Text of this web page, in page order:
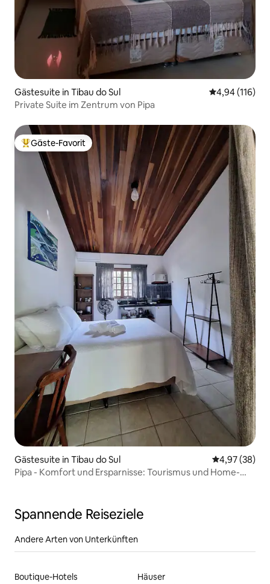
Gästesuite in Tibau do Sul
4,94 (116)
Private Suite im Zentrum von Pipa
Beliebter Gäste-Favorit.
Gäste-Favorit
Gästesuite in Tibau do Sul
4,97 (38)
Pipa - Komfort und Ersparnisse: Tourismus und Home-
Spannende Reiseziele
Andere Arten von Unterkünften
Boutique-Hotels
Häuser